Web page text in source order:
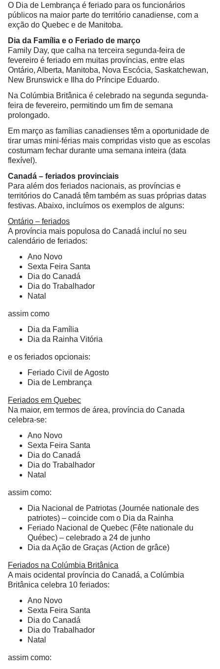
O Dia de Lembrança é feriado para os funcionários
públicos na maior parte do território canadiense, com a
exção do Quebec e de Manitoba.
Dia da Família e o Feriado de março
Family Day, que calha na terceira segunda-feira de
fevereiro é feriado em muitas províncias, entre elas
Ontário, Alberta, Manitoba, Nova Escócia, Saskatchewan,
New Brunswick e Ilha do Príncipe Eduardo.
Na Colúmbia Britânica é celebrado na segunda segunda-
feira de fevereiro, permitindo um fim de semana
prolongado.
Em março as famílias canadienses têm a oportunidade de
tirar umas mini-férias mais compridas visto que as escolas
costumam fechar durante uma semana inteira (data
flexível).
Canadá – feriados provinciais
Para além dos feriados nacionais, as províncias e
territórios do Canadá têm também as suas próprias datas
festivas. Abaixo, incluímos os exemplos de alguns:
Ontário – feriados
A província mais populosa do Canadá incluí no seu
calendário de feriados:
Ano Novo
Sexta Feira Santa
Dia do Canadá
Dia do Trabalhador
Natal
assim como
Dia da Família
Dia da Rainha Vitória
e os feriados opcionais:
Feriado Civil de Agosto
Dia de Lembrança
Feriados em Quebec
Na maior, em termos de área, província do Canada
celebra-se:
Ano Novo
Sexta Feira Santa
Dia do Canadá
Dia do Trabalhador
Natal
assim como:
Dia Nacional de Patriotas (Journée nationale des
patriotes) – coincide com o Dia da Rainha
Feriado Nacional de Quebec (Fête nationale du
Québec) – celebrado a 24 de junho
Dia da Ação de Graças (Action de grâce)
Feriados na Colúmbia Britânica
A mais ocidental província do Canadá, a Colúmbia
Britânica celebra 10 feriados:
Ano Novo
Sexta Feira Santa
Dia do Canadá
Dia do Trabalhador
Natal
assim como: